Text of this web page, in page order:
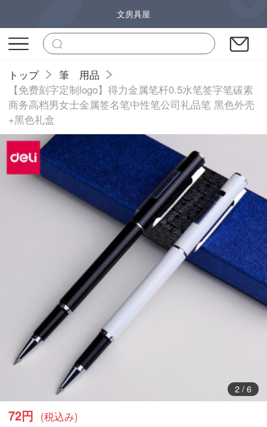
文房具屋
トップ
筆 用品
【免费刻字定制logo】得力金属笔杆0.5水笔签字笔碳素
商务高档男女士金属签名笔中性笔公司礼品笔 黑色外壳
+黑色礼盒
2/ 6
72円 (税込み)